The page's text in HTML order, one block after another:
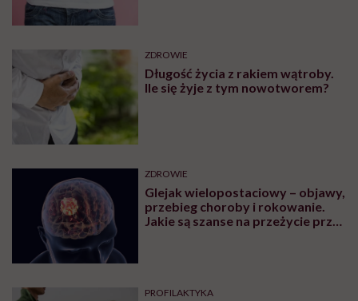
ZDROWIE
Długość życia z rakiem wątroby.
Ile się żyje z tym nowotworem?
ZDROWIE
Glejak wielopostaciowy – objawy,
przebieg choroby i rokowanie.
Jakie są szanse na przeżycie przy
PROFILAKTYKA